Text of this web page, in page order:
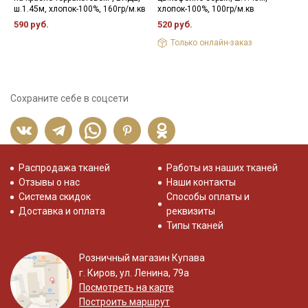
ш.1.45м, хлопок-100%, 160гр/м.кв
590 руб.
хлопок-100%, 100гр/м.кв
520 руб.
Только онлайн-заказ
Сохраните себе в соцсети
Распродажа тканей
Отзывы о нас
Система скидок
Доставка и оплата
Работы из наших тканей
Наши контакты
Способы оплаты и
реквизиты
Типы тканей
Розничный магазин Купава
г. Киров, ул. Ленина, 79а
Посмотреть на карте
Построить маршрут